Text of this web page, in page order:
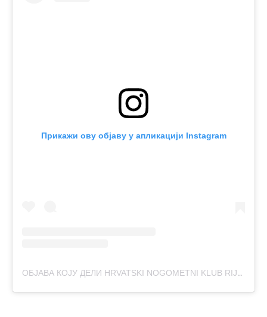
Прикажи ову објаву у апликацији Instagram
ОБЈАВА КОЈУ ДЕЛИ HRVATSKI NOGOMETNI KLUB RIJEKA (@NK_RIJEKA)